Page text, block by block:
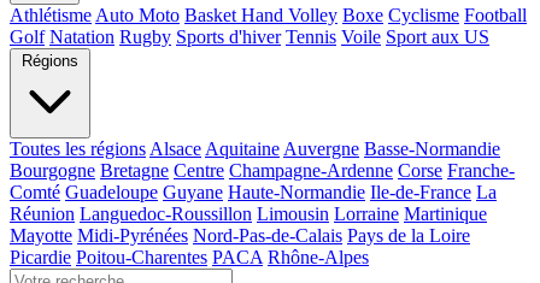
Athlétisme Auto Moto Basket Hand Volley Boxe Cyclisme Football
Golf Natation Rugby Sports d'hiver Tennis Voile Sport aux US
Régions
Toutes les régions Alsace Aquitaine Auvergne Basse-Normandie
Bourgogne Bretagne Centre Champagne-Ardenne Corse Franche-
Comté Guadeloupe Guyane Haute-Normandie Ile-de-France La
Réunion Languedoc-Roussillon Limousin Lorraine Martinique
Mayotte Midi-Pyrénées Nord-Pas-de-Calais Pays de la Loire
Picardie Poitou-Charentes PACA Rhône-Alpes